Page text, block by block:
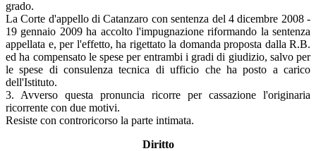
grado.
La Corte d'appello di Catanzaro con sentenza del 4 dicembre 2008 -
19 gennaio 2009 ha accolto l'impugnazione riformando la sentenza
appellata e, per l'effetto, ha rigettato la domanda proposta dalla R.B.
ed ha compensato le spese per entrambi i gradi di giudizio, salvo per
le spese di consulenza tecnica di ufficio che ha posto a carico
dell'Istituto.
3. Avverso questa pronuncia ricorre per cassazione l'originaria
ricorrente con due motivi.
Resiste con controricorso la parte intimata.
Diritto